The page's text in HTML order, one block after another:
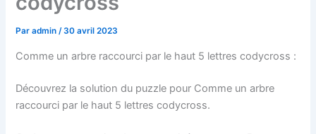
Paradmin/30 avril 2023
Comme un arbre raccourci par le haut 5 lettres codycross :
Découvrez la solution du puzzle pour Comme un arbre
raccourci par le haut 5 lettres codycross.